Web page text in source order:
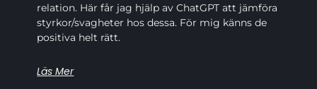
relation. Här får jag hjälp av ChatGPT att jämföra
styrkor/svagheter hos dessa. För mig känns de
positiva helt rätt.
Läs Mer